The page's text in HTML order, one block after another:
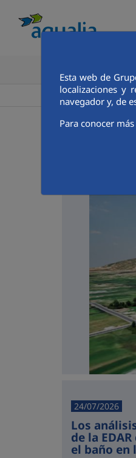
Esta web de
localizaciones y
navegador y, de
Para conocer
Aqualia ES >
24/07/2026
Los
de la
el baño en